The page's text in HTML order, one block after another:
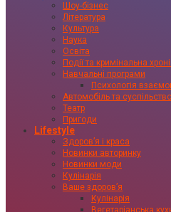
Шоу-бізнес
Література
Культура
Наука
Освіта
Події та кримінальна
Навчальні програми
Психологія
Автомобіль та суспільство
Театр
Пригоди
Lifestyle
Здоровʼя і краса
Новинки авторинку
Новинки моди
Кулінарія
Ваше здоровʼя
Кулінарія
Вегетаріанська